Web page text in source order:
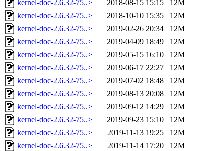
kernel-doc-2.6.32-75..>
2018-08-15 15:15
12M
kernel-doc-2.6.32-75..>
2018-10-10 15:35
12M
kernel-doc-2.6.32-75..>
2019-02-26 20:34
12M
kernel-doc-2.6.32-75..>
2019-04-09 18:49
12M
kernel-doc-2.6.32-75..>
2019-05-15 16:10
12M
kernel-doc-2.6.32-75..>
2019-06-17 22:27
12M
kernel-doc-2.6.32-75..>
2019-07-02 18:48
12M
kernel-doc-2.6.32-75..>
2019-08-13 20:08
12M
kernel-doc-2.6.32-75..>
2019-09-12 14:29
12M
kernel-doc-2.6.32-75..>
2019-09-23 15:10
12M
kernel-doc-2.6.32-75..>
2019-11-13 19:25
12M
kernel-doc-2.6.32-75..>
2019-11-14 17:20
12M